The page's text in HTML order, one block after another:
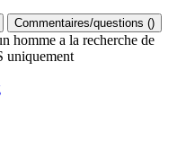
Commentaires/questions ()
homme a la recherche de
uniquement